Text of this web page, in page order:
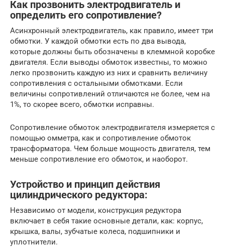
Как прозвонить электродвигатель и
определить его сопротивление?
Асинхронный электродвигатель, как правило, имеет три
обмотки. У каждой обмотки есть по два вывода,
которые должны быть обозначены в клеммной коробке
двигателя. Если выводы обмоток известны, то можно
легко прозвонить каждую из них и сравнить величину
сопротивления с остальными обмотками. Если
величины сопротивлений отличаются не более, чем на
1%, то скорее всего, обмотки исправны.
Сопротивление обмоток электродвигателя измеряется с
помощью омметра, как и сопротивление обмоток
трансформатора. Чем больше мощность двигателя, тем
меньше сопротивление его обмоток, и наоборот.
Устройство и принцип действия
цилиндрического редуктора:
Независимо от модели, конструкция редуктора
включает в себя такие основные детали, как: корпус,
крышка, валы, зубчатые колеса, подшипники и
уплотнители.